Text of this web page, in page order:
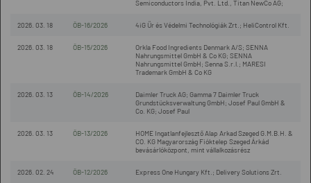
Semiconductors India, Pvt. Ltd., Titan NewCo AG;
2026. 03. 18 ÖB-16/2026 4iG Űr és Védelmi Technológiák Zrt.; HeliControl Kft.
2026. 03. 18 ÖB-15/2026
Orkla Food Ingredients Denmark A/S; SENNA
Nahrungsmittel GmbH & Co KG; SENNA
Nahrungsmittel GmbH; Senna S.r.l.; MARESI
Trademark GmbH & Co KG
2026. 03. 13 ÖB-14/2026
Daimler Truck AG; Gamma 7 Daimler Truck
Grundstücksverwaltung GmbH; Josef Paul GmbH &
Co. KG; Josef Paul
2026. 03. 13 ÖB-13/2026
HOME Ingatlanfejlesztő Alap Arkad Szeged G.M.B.H. &
CO. KG Magyarország Fióktelep Szeged Árkád
bevásárlóközpont, mint vállalkozásrész
2026. 02. 24 ÖB-12/2026 Express One Hungary Kft.; Delivery Solutions Zrt.